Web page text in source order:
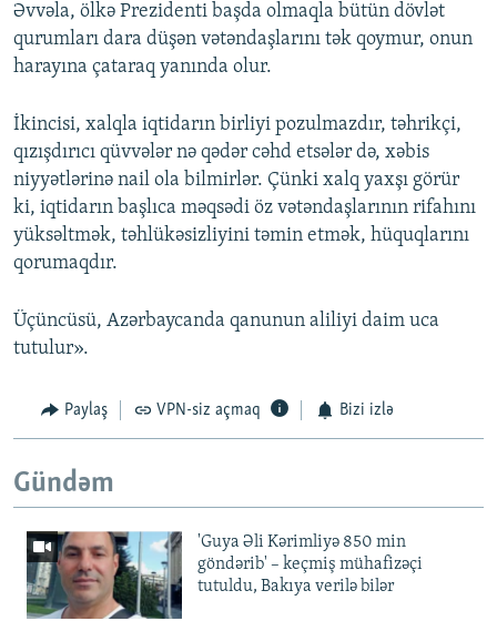
Əvvəla, ölkə Prezidenti başda olmaqla bütün dövlət
qurumları dara düşən vətəndaşlarını tək qoymur, onun
harayına çataraq yanında olur.
İkincisi, xalqla iqtidarın birliyi pozulmazdır, təhrikçi,
qızışdırıcı qüvvələr nə qədər cəhd etsələr də, xəbis
niyyətlərinə nail ola bilmirlər. Çünki xalq yaxşı görür
ki, iqtidarın başlıca məqsədi öz vətəndaşlarının rifahını
yüksəltmək, təhlükəsizliyini təmin etmək, hüquqlarını
qorumaqdır.
Üçüncüsü, Azərbaycanda qanunun aliliyi daim uca
tutulur».
Paylaş VPN-siz açmaq Bizi izlə
Gündəm
'Guya Əli Kərimliyə 850 min
göndərib' – keçmiş mühafizəçi
tutuldu, Bakıya verilə bilər